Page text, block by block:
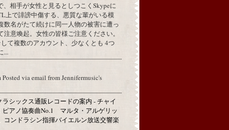
、相手が女性と見るとしつこくSkypeに
上で誹謗中傷する、悪質な輩がいる模
数名がたて続けに同一人物の被害に遭っ
注意喚起。女性の皆様ご注意ください。
して複数のアカウント、少なくとも 4つ
...
Posted via email from Jennifermusic's
ラシックス通販レコードの案内 - チャイ
ピアノ協奏曲No.1 マルタ・アルゲリッ
コンドラシン指揮バイエルン放送交響楽